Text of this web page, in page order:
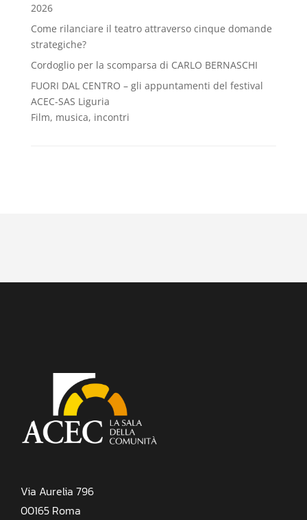
2026
Come rilanciare il teatro attraverso cinque domande
strategiche?
Cordoglio per la scomparsa di CARLO BERNASCHI
FUORI DAL CENTRO – gli appuntamenti del festival
ACEC-SAS Liguria
Film, musica, incontri
Via Aurelia 796
00165 Roma